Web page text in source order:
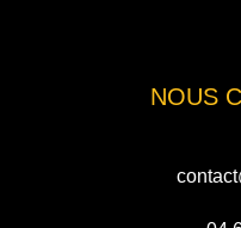
NOUS